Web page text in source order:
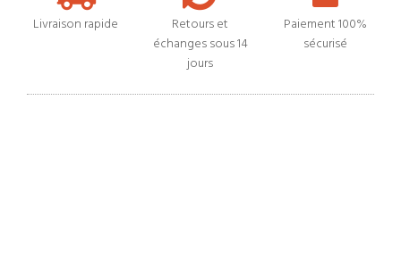
Livraison rapide
Retours et
échanges sous 14
jours
Paiement 100%
sécurisé